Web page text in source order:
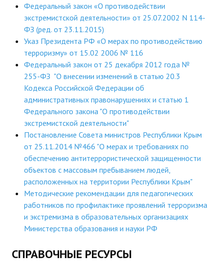
Профессиональная переподготовка
Повышение квалификации
КОНТАКТЫ
Федеральный закон «О противодействии
экстремистской деятельности» от 25.07.2002 N 114-
ФЗ (ред. от 23.11.2015)
Указ Президента РФ «О мерах по противодействию
терроризму» от 15.02 2006 № 116
Федеральный закон от 25 декабря 2012 года №
255-ФЗ "О внесении изменений в статью 20.3
Кодекса Российской Федерации об
административных правонарушениях и статью 1
Федерального закона "О противодействии
экстремистской деятельности"
Постановление Совета министров Республики Крым
от 25.11.2014 №466 "О мерах и требованиях по
обеспечению антитеррористической защищенности
объектов с массовым пребыванием людей,
расположенных на территории Республики Крым"
Методические рекомендации для педагогических
работников по профилактике проявлений терроризма
и экстремизма в образовательных организациях
Министерства образования и науки РФ
СПРАВОЧНЫЕ РЕСУРСЫ